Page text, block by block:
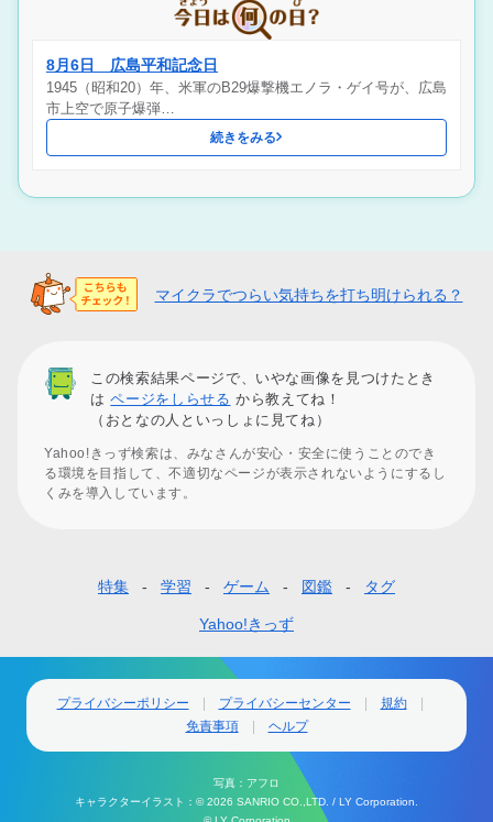
8月6日 広島平和記念日
1945（昭和20）年、米軍のB29爆撃機エノラ・ゲイ号が、広島
市上空で原子爆弾…
続きをみる
マイクラでつらい気持ちを打ち明けられる？
この検索結果ページで、いやな画像を見つけたとき
はページをしらせる から教えてね！
（おとなの人といっしょに見てね）
Yahoo!きっず検索は、みなさんが安心・安全に使うことのでき
る環境を目指して、不適切なページが表示されないようにするし
くみを導入しています。
タ
ー
特集 学習 ゲーム 図鑑 タグ
Yahoo!きっず
プライバシーポリシー プライバシーセンター
規約
免責事項
ヘルプ
写真：アフロ
キャラクターイラスト：© 2026 SANRIO CO.,LTD. / LY Corporation.